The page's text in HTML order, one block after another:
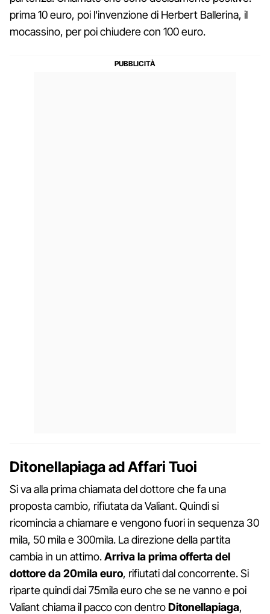
prima 10 euro, poi l'invenzione di Herbert Ballerina, il
mocassino, per poi chiudere con 100 euro.
Ditonellapiaga ad Affari Tuoi
Si va alla prima chiamata del dottore che fa una
proposta cambio, rifiutata da Valiant. Quindi si
ricomincia a chiamare e vengono fuori in sequenza 30
mila, 50 mila e 300mila. La direzione della partita
cambia in un attimo.Arriva la prima offerta del
dottore da 20mila euro, rifiutati dal concorrente. Si
riparte quindi dai 75mila euro che se ne vanno e poi
Valiant chiama il pacco con dentroDitonellapiaga,